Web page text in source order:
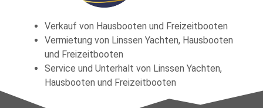
Verkauf von Hausbooten und Freizeitbooten
Vermietung von Linssen Yachten, Hausbooten
und Freizeitbooten
Service und Unterhalt von Linssen Yachten,
Hausbooten und Freizeitbooten